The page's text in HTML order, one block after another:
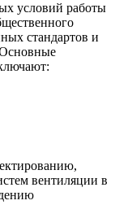
условий работы
стандартов и
вентиляции в